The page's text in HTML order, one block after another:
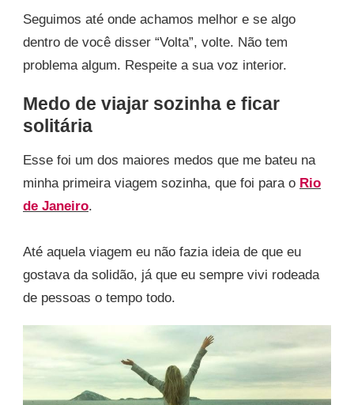
Seguimos até onde achamos melhor e se algo
dentro de você disser “Volta”, volte. Não tem
problema algum. Respeite a sua voz interior.
Medo de viajar sozinha e ficar
solitária
Esse foi um dos maiores medos que me bateu na
minha primeira viagem sozinha, que foi para o Rio
de Janeiro.
Até aquela viagem eu não fazia ideia de que eu
gostava da solidão, já que eu sempre vivi rodeada
de pessoas o tempo todo.